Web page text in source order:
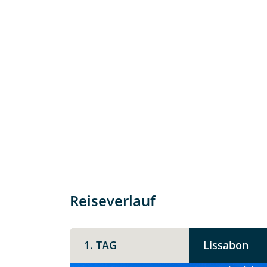
Reiseverlauf
1. TAG Lissabon
Herzlichen Dank für Ihre
mit. Wir prüfen die Verfügbarkeit
Persönliche Daten